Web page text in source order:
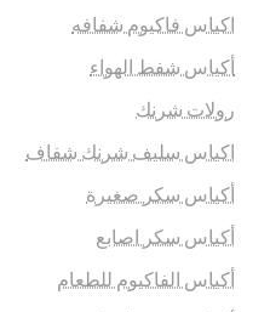
اكياس فاكيوم شفافه
أكياس شفط الهواء
رولات شرنك
اكياس سليف شرنك شفاف
أكياس سكر صغيرة
أكياس سكر اصابع
أكياس الفاكيوم للطعام